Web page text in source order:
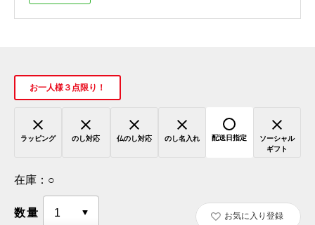
お一人様３点限り！
ラッピング のし対応 仏のし対応 のし名入れ 配送日指定
ソーシャル
ギフト
在庫： ○
数量 お気に入り登録